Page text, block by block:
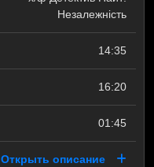
Незалежність
14:35
16:20
01:45
Открыть описание